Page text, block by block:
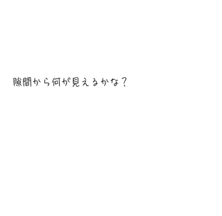
隙間から何が見えるかな？